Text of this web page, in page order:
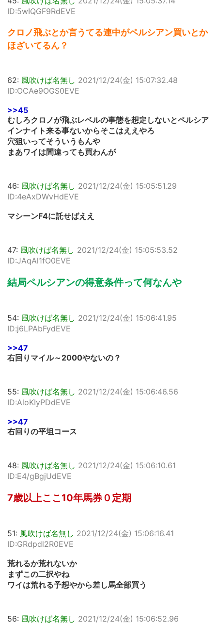
ID:5wIQGF9RdEVE
クロノ飛ぶとか言うてる連中がペルシアン買いとか
ほざいてるん？
62: 風吹けば名無し 2021/12/24(金) 15:07:32.48
ID:OCAe9OGS0EVE
>>45
むしろクロノが飛ぶレベルの事態を想定しないとペルシア
インナイト来る事ないからそこはええやろ
穴狙いってそういうもんや
まあワイは間違っても買わんが
46: 風吹けば名無し 2021/12/24(金) 15:05:51.29
ID:4eAxDWvHdEVE
マシーンF4に託せばええ
47: 風吹けば名無し 2021/12/24(金) 15:05:53.52
ID:JAqAl1fO0EVE
結局ペルシアンの得意条件って何なんや
54: 風吹けば名無し 2021/12/24(金) 15:06:41.95
ID:j6LPAbFydEVE
>>47
右回りマイル～2000やないの？
55: 風吹けば名無し 2021/12/24(金) 15:06:46.56
ID:AloKIyPDdEVE
>>47
右回りの平坦コース
48: 風吹けば名無し 2021/12/24(金) 15:06:10.61
ID:E4/gBgjUdEVE
7歳以上ここ10年馬券０定期
51: 風吹けば名無し 2021/12/24(金) 15:06:16.41
ID:GRdpdl2R0EVE
荒れるか荒れないか
まずこの二択やね
ワイは荒れる予想やから差し馬全部買う
56: 風吹けば名無し 2021/12/24(金) 15:06:52.96